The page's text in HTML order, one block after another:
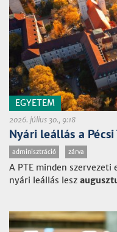
EGYETEM
2026. július 30., 9:18
Nyári leállás a
adminisztráció zárva
A PTE minden
nyári leállás lesz